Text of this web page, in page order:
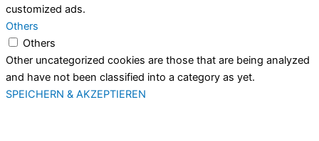
customized ads.
Others
Others
Other uncategorized cookies are those that are being analyzed
and have not been classified into a category as yet.
SPEICHERN & AKZEPTIEREN